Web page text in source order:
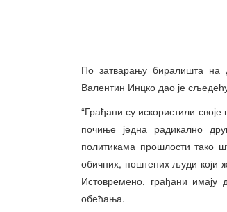
По затварању биралишта на
Валентин Инцко дао је
“Грађани су искористили
почиње једна радикално
политикама прошлости тако
обичних, поштених људи који
Истовремено, грађани имају
обећања.